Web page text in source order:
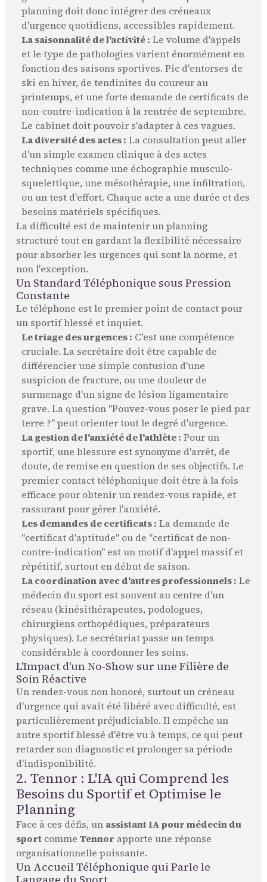
planning doit donc intégrer des créneaux
d'urgence quotidiens, accessibles rapidement.
La saisonnalité de l'activité : Le volume d'appels
et le type de pathologies varient énormément en
fonction des saisons sportives. Pic d'entorses de
ski en hiver, de tendinites du coureur au
printemps, et une forte demande de certificats de
non-contre-indication à la rentrée de septembre.
Le cabinet doit pouvoir s'adapter à ces vagues.
La diversité des actes : La consultation peut aller
d'un simple examen clinique à des actes
techniques comme une échographie musculo-
squelettique, une mésothérapie, une infiltration,
ou un test d'effort. Chaque acte a une durée et des
besoins matériels spécifiques.
La difficulté est de maintenir un planning
structuré tout en gardant la flexibilité nécessaire
pour absorber les urgences qui sont la norme, et
non l'exception.
Un Standard Téléphonique sous Pression
Constante
Le téléphone est le premier point de contact pour
un sportif blessé et inquiet.
Le triage des urgences : C'est une compétence
cruciale. La secrétaire doit être capable de
différencier une simple contusion d'une
suspicion de fracture, ou une douleur de
surmenage d'un signe de lésion ligamentaire
grave. La question "Pouvez-vous poser le pied par
terre ?" peut orienter tout le degré d'urgence.
La gestion de l'anxiété de l'athlète : Pour un
sportif, une blessure est synonyme d'arrêt, de
doute, de remise en question de ses objectifs. Le
premier contact téléphonique doit être à la fois
efficace pour obtenir un rendez-vous rapide, et
rassurant pour gérer l'anxiété.
Les demandes de certificats : La demande de
"certificat d'aptitude" ou de "certificat de non-
contre-indication" est un motif d'appel massif et
répétitif, surtout en début de saison.
La coordination avec d'autres professionnels : Le
médecin du sport est souvent au centre d'un
réseau (kinésithérapeutes, podologues,
chirurgiens orthopédiques, préparateurs
physiques). Le secrétariat passe un temps
considérable à coordonner les soins.
L'Impact d'un No-Show sur une Filière de
Soin Réactive
Un rendez-vous non honoré, surtout un créneau
d'urgence qui avait été libéré avec difficulté, est
particulièrement préjudiciable. Il empêche un
autre sportif blessé d'être vu à temps, ce qui peut
retarder son diagnostic et prolonger sa période
d'indisponibilité.
2. Tennor : L'IA qui Comprend les
Besoins du Sportif et Optimise le
Planning
Face à ces défis, un assistant IA pour médecin du
sport comme Tennor apporte une réponse
organisationnelle puissante.
Un Accueil Téléphonique qui Parle le